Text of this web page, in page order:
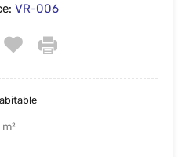
VR-006
m²